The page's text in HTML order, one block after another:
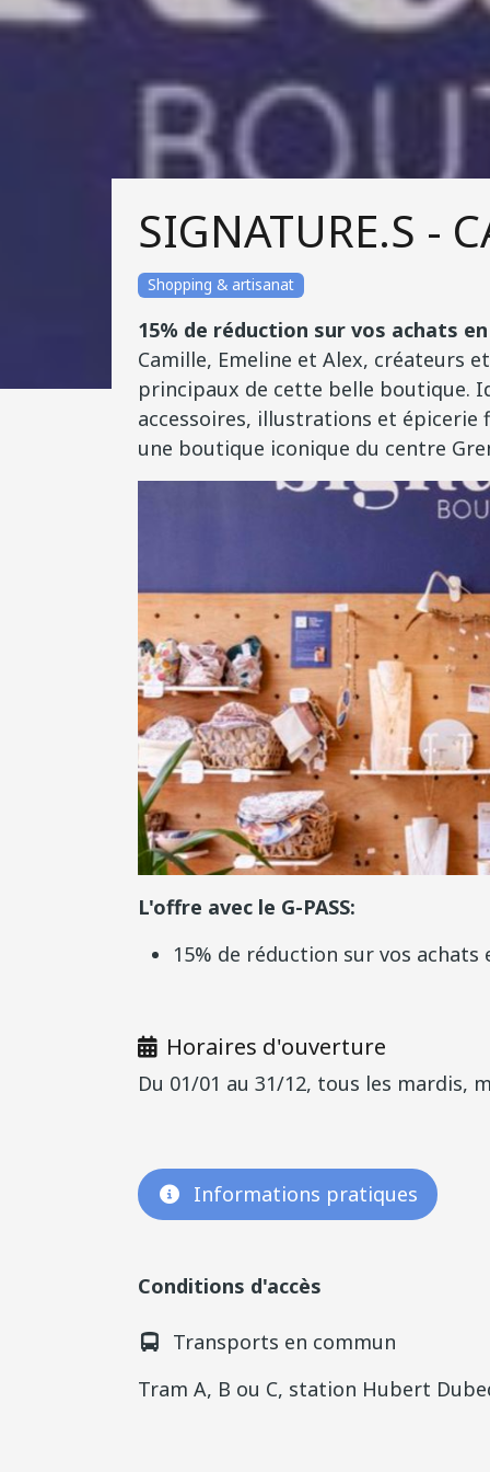
SIGNATURE.S -
Shopping & artisanat
15% de réduction sur vos achats
Camille, Emeline et Alex, créateurs
principaux de cette belle boutique.
accessoires, illustrations et
une boutique iconique du centre
L'offre avec le G-PASS:
15% de réduction sur vos achats
Horaires d'ouverture
Du 01/01 au 31/12, tous les mardis,
Informations pratiques
Conditions d'accès
Transports en commun
Tram A, B ou C, station Hubert